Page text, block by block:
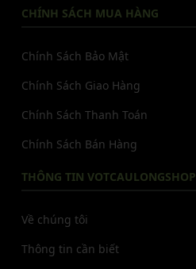
CHÍNH SÁCH MUA HÀNG
Chính Sách Bảo Mật
Chính Sách Giao Hàng
Chính Sách Thanh Toán
Chính Sách Bán Hàng
THÔNG TIN VOTCAULONGSHOP
Về chúng tôi
Thông tin cần biết